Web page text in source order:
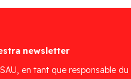
newsletter
en tant que responsable du